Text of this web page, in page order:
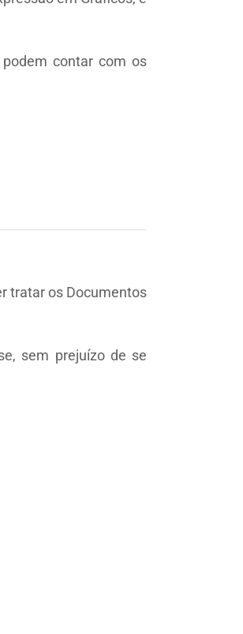
contar com os
tratar os Documentos
sem prejuízo de se